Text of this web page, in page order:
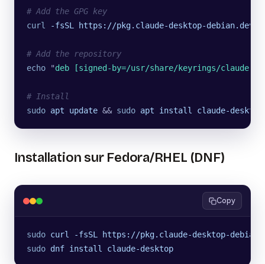
# Add the GPG key
curl
-fsSL https://pkg.claude-desktop-debian.dev/
# Add the repository
echo "deb [signed-by=/usr/share/keyrings/claude-
# Install
sudo apt update && sudo apt install claude-desktop
Installation sur Fedora/RHEL (DNF)
Copy
sudo curl -fsSL https://pkg.claude-desktop-
sudo dnf install claude-desktop